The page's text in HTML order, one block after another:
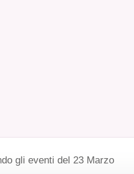
gli eventi del 23 Marzo